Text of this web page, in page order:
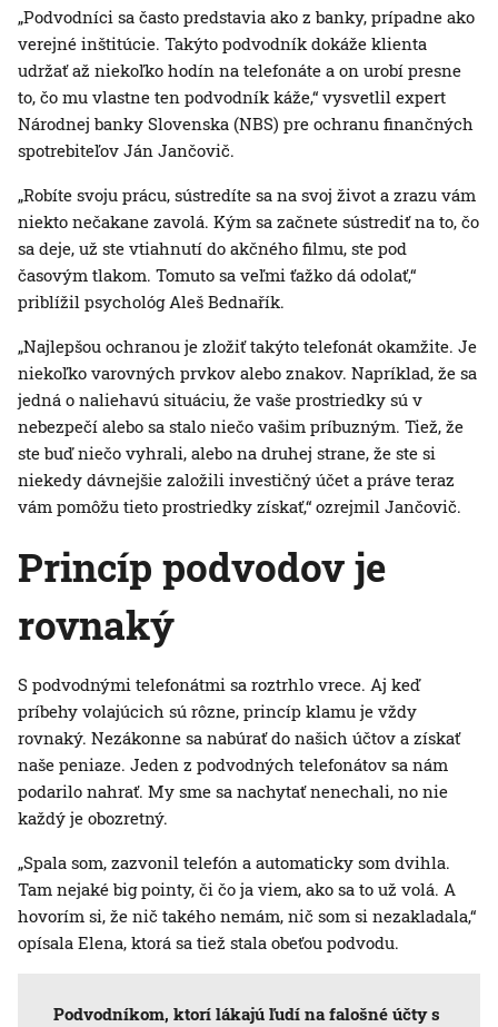
„Podvodníci sa často predstavia ako z banky, prípadne ako
verejné inštitúcie. Takýto podvodník dokáže klienta
udržať až niekoľko hodín na telefonáte a on urobí presne
to, čo mu vlastne ten podvodník káže,“ vysvetlil expert
Národnej banky Slovenska (NBS) pre ochranu finančných
spotrebiteľov Ján Jančovič.
„Robíte svoju prácu, sústredíte sa na svoj život a zrazu vám
niekto nečakane zavolá. Kým sa začnete sústrediť na to, čo
sa deje, už ste vtiahnutí do akčného filmu, ste pod
časovým tlakom. Tomuto sa veľmi ťažko dá odolať,“
priblížil psychológ Aleš Bednařík.
„Najlepšou ochranou je zložiť takýto telefonát okamžite. Je
niekoľko varovných prvkov alebo znakov. Napríklad, že sa
jedná o naliehavú situáciu, že vaše prostriedky sú v
nebezpečí alebo sa stalo niečo vašim príbuzným. Tiež, že
ste buď niečo vyhrali, alebo na druhej strane, že ste si
niekedy dávnejšie založili investičný účet a práve teraz
vám pomôžu tieto prostriedky získať,“ ozrejmil Jančovič.
Princíp podvodov je
rovnaký
S podvodnými telefonátmi sa roztrhlo vrece. Aj keď
príbehy volajúcich sú rôzne, princíp klamu je vždy
rovnaký. Nezákonne sa nabúrať do našich účtov a získať
naše peniaze. Jeden z podvodných telefonátov sa nám
podarilo nahrať. My sme sa nachytať nenechali, no nie
každý je obozretný.
„Spala som, zazvonil telefón a automaticky som dvihla.
Tam nejaké big pointy, či čo ja viem, ako sa to už volá. A
hovorím si, že nič takého nemám, nič som si nezakladala,“
opísala Elena, ktorá sa tiež stala obeťou podvodu.
Podvodníkom, ktorí lákajú ľudí na falošné účty s